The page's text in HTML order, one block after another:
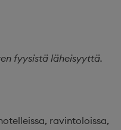
fyysistä läheisyyttä.
ravintoloissa,